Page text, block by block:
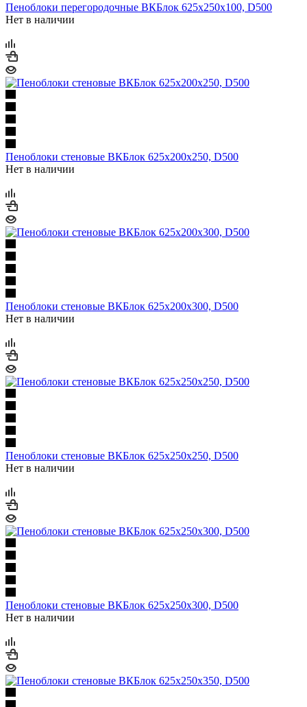
Пеноблоки перегородочные ВКБлок 625х250х100, D500
Нет в наличии
Пеноблоки стеновые ВКБлок 625х200х250, D500
Нет в наличии
Пеноблоки стеновые ВКБлок 625х200х300, D500
Нет в наличии
Пеноблоки стеновые ВКБлок 625х250х250, D500
Нет в наличии
Пеноблоки стеновые ВКБлок 625х250х300, D500
Нет в наличии